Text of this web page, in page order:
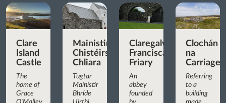
Clare
Island
Castle
The
home of
Grace
Mainistir
Chistéirseach
Chliara
Tugtar
Mainistir
Bhríde
Claregalway
Franciscan
Friary
An
abbey
founded
Clochán
na
Carriage
Referring
to a
building